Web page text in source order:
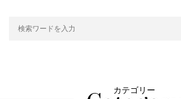
カテゴリー